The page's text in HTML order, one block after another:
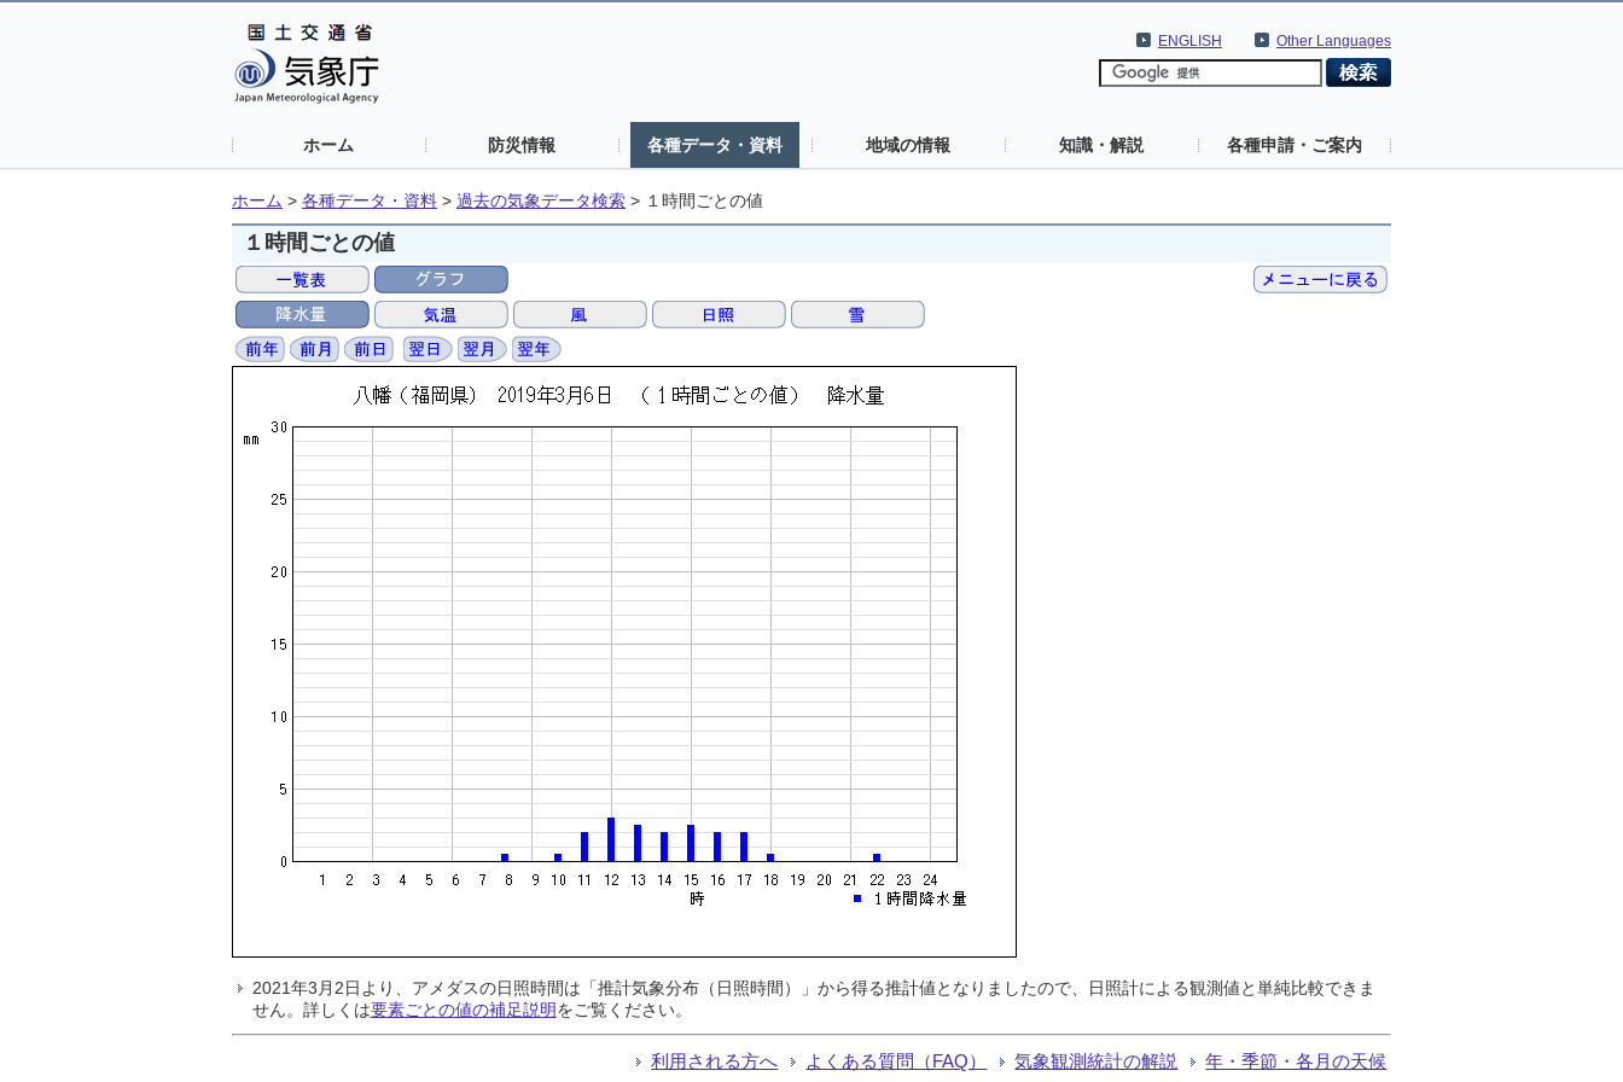
Other Languages
ENGLISH
ホーム 防災情報 各種データ・資料 地域の情報 知識・解説 各種申請・ご案内
ホーム > 各種データ・資料 > 過去の気象データ検索 > １時間ごとの値
１時間ごとの値
2021年3月2日より、アメダスの日照時間は「推計気象分布（日照時間）」から得る推計値となりましたので、日照計による観測値と単純比較できま
せん。詳しくは要素ごとの値の補足説明をご覧ください。
利用される方へ よくある質問（FAQ） 気象観測統計の解説 年・季節・各月の天候